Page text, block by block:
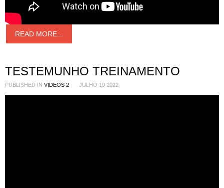
READ MORE...
TESTEMUNHO TREINAMENTO
PUBLISHED IN VIDEOS 2 JULHO 19 2022